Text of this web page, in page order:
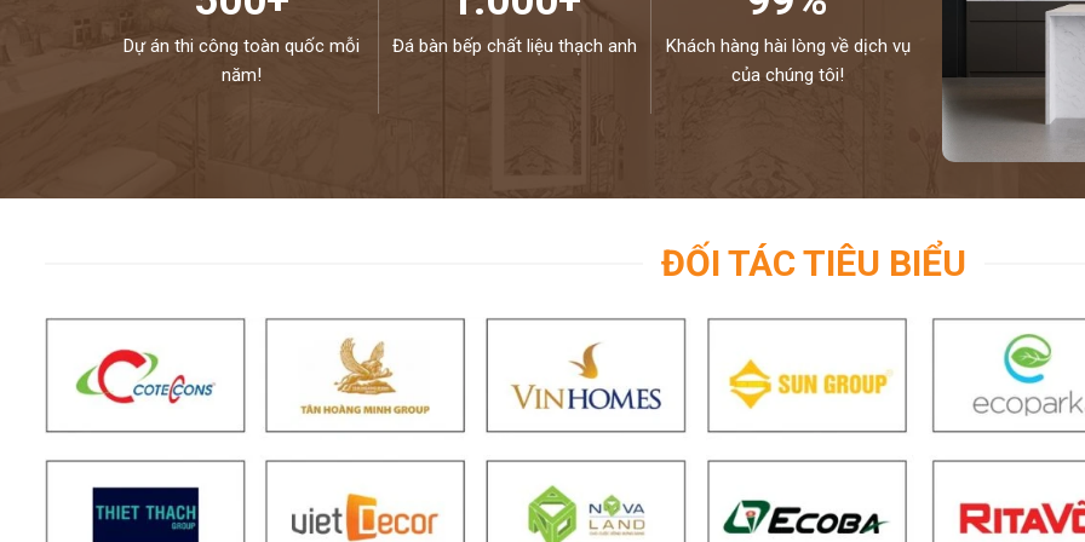
Dự án thi công toàn quốc mỗi
năm!
Đá bàn bếp chất liệu thạch anh
Khách hàng hài lòng về dịch vụ
của chúng tôi!
ĐỐI TÁC TIÊU BIỂU